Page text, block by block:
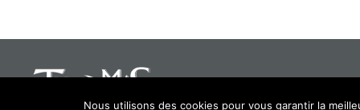
Nous utilisons des cookies pour vous garantir la